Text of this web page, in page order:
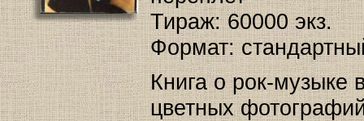
Тираж: 60000 экз.
Формат:
Книга о рок-
цветных